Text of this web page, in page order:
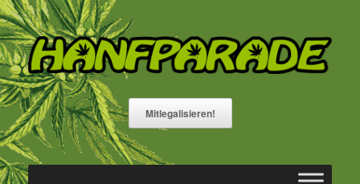
Zum
Inhalt
springen
Mitlegalisieren!